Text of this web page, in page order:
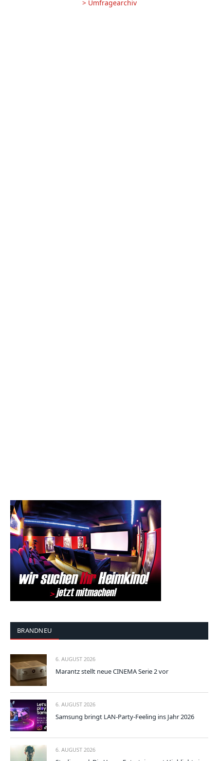
> Umfragearchiv
BRANDNEU
6. AUGUST 2026
Marantz stellt neue CINEMA Serie 2 vor
6. AUGUST 2026
Samsung bringt LAN-Party-Feeling ins Jahr 2026
6. AUGUST 2026